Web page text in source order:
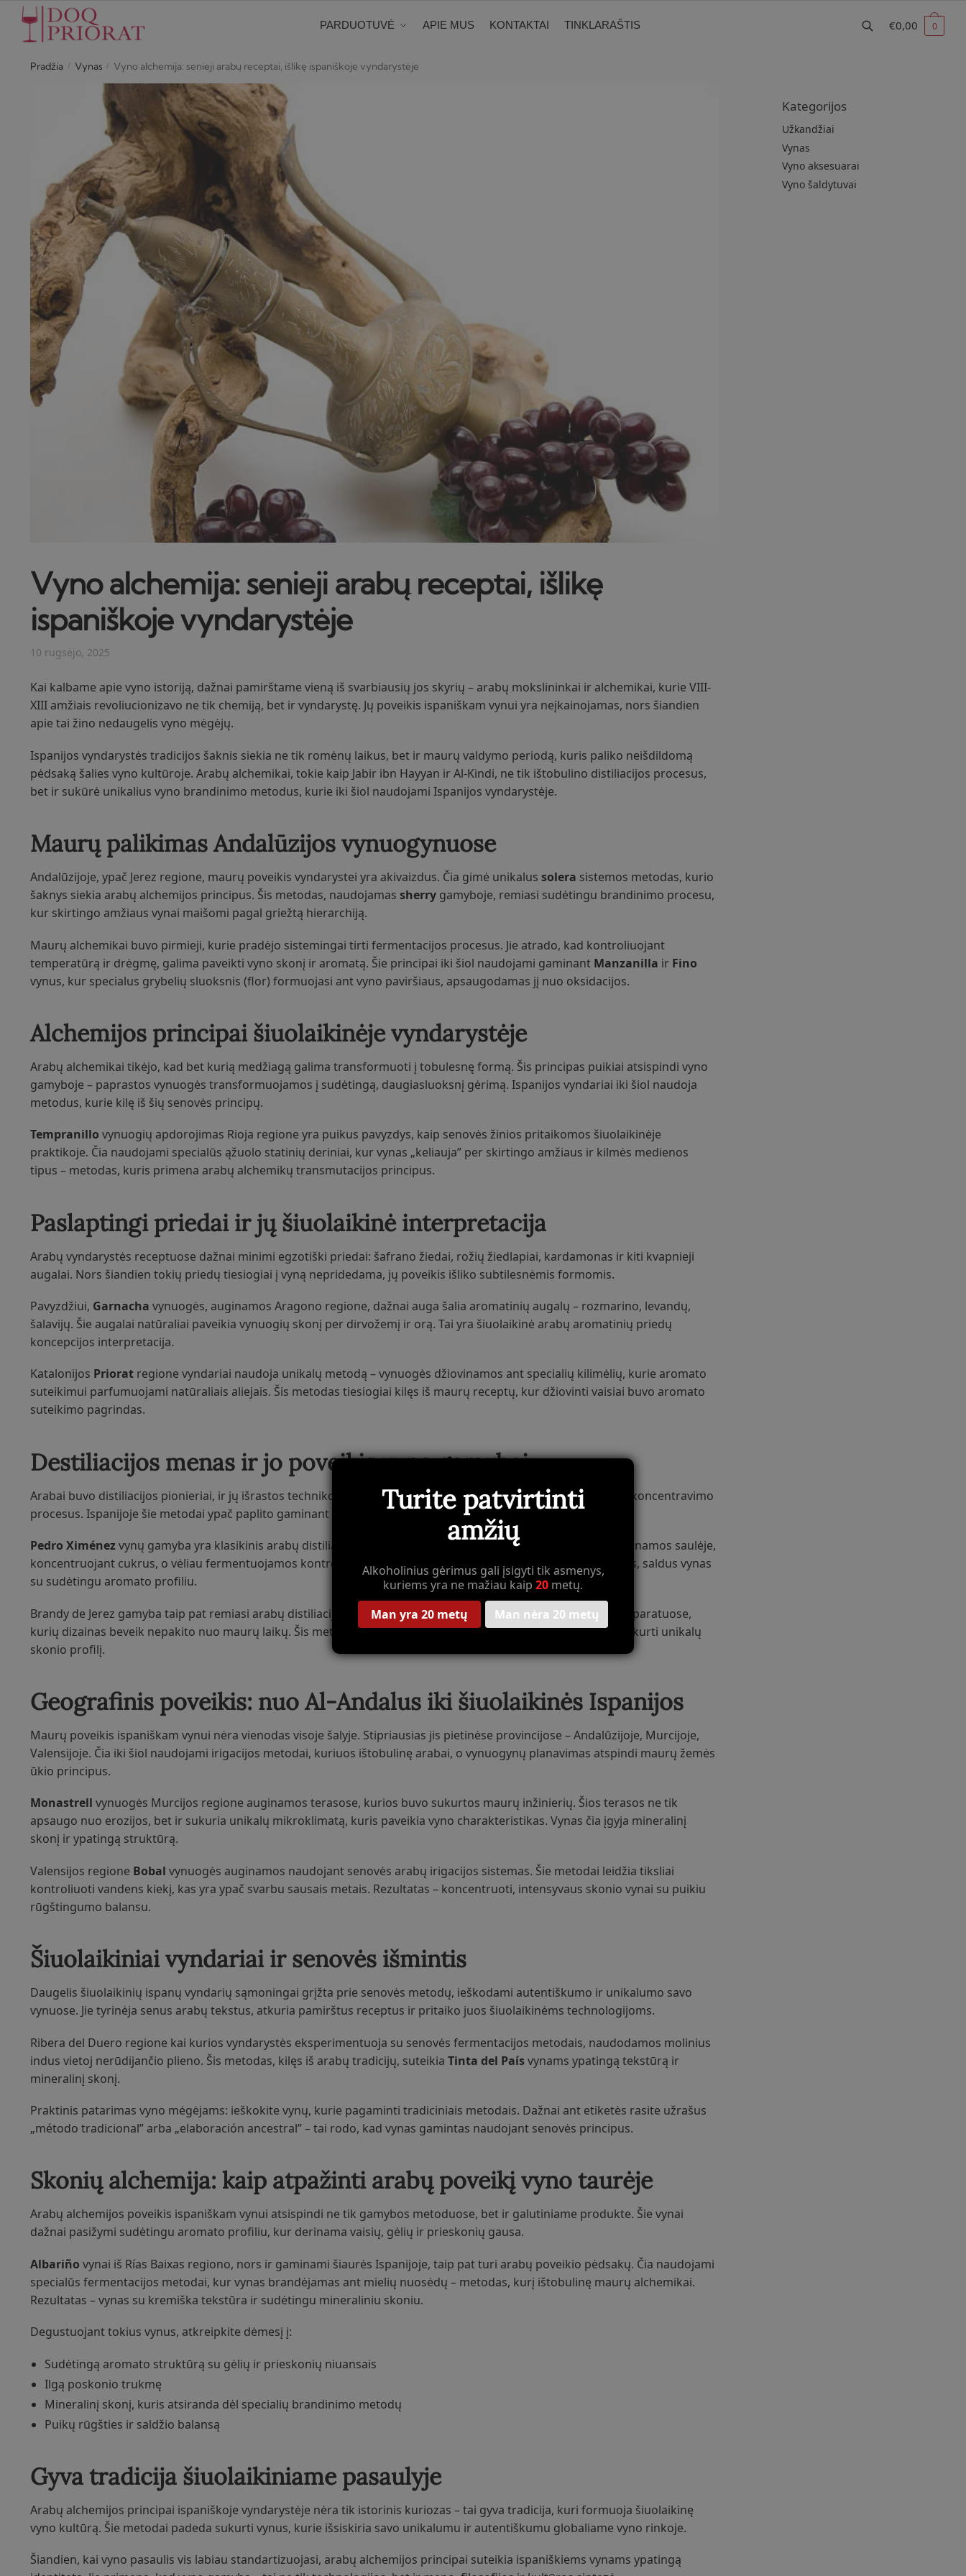
navigation
content
PARDUOTUVĖ APIE MUS KONTAKTAI TINKLARAŠTIS €0,00 0
Pradžia / Vynas / Vyno alchemija: senieji arabų receptai, išlikę ispaniškoje vyndarystėje
Vyno alchemija: senieji arabų receptai, išlikę
ispaniškoje vyndarystėje
10 rugsėjo, 2025
Kai kalbame apie vyno istoriją, dažnai pamirštame vieną iš svarbiausių jos skyrių – arabų mokslininkai ir alchemikai, kurie VIII-
XIII amžiais revoliucionizavo ne tik chemiją, bet ir vyndarystę. Jų poveikis ispaniškam vynui yra neįkainojamas, nors šiandien
apie tai žino nedaugelis vyno mėgėjų.
Ispanijos vyndarystės tradicijos šaknis siekia ne tik romėnų laikus, bet ir maurų valdymo periodą, kuris paliko neišdildomą
pėdsaką šalies vyno kultūroje. Arabų alchemikai, tokie kaip Jabir ibn Hayyan ir Al-Kindi, ne tik ištobulino distiliacijos procesus,
bet ir sukūrė unikalius vyno brandinimo metodus, kurie iki šiol naudojami Ispanijos vyndarystėje.
Maurų palikimas Andalūzijos vynuogynuose
Andalūzijoje, ypač Jerez regione, maurų poveikis vyndarystei yra akivaizdus. Čia gimė unikalus solera sistemos metodas, kurio
šaknys siekia arabų alchemijos principus. Šis metodas, naudojamas sherrygamyboje, remiasi sudėtingu brandinimo procesu,
kur skirtingo amžiaus vynai maišomi pagal griežtą hierarchiją.
Maurų alchemikai buvo pirmieji, kurie pradėjo sistemingai tirti fermentacijos procesus. Jie atrado, kad kontroliuojant
temperatūrą ir drėgmę, galima paveikti vyno skonį ir aromatą. Šie principai iki šiol naudojami gaminant Manzanilla ir Fino
vynus, kur specialus grybelių sluoksnis (flor) formuojasi ant vyno paviršiaus, apsaugodamas jį nuo oksidacijos.
Alchemijos principai šiuolaikinėje vyndarystėje
Arabų alchemikai tikėjo, kad bet kurią medžiagą galima transformuoti į tobulesnę formą. Šis principas puikiai atsispindi vyno
gamyboje – paprastos vynuogės transformuojamos į sudėtingą, daugiasluoksnį gėrimą. Ispanijos vyndariai iki šiol naudoja
metodus, kurie kilę iš šių senovės principų.
Tempranillo vynuogių apdorojimas Rioja regione yra puikus pavyzdys, kaip senovės žinios pritaikomos šiuolaikinėje
praktikoje. Čia naudojami specialūs ąžuolo statinių deriniai, kur vynas „keliauja” per skirtingo amžiaus ir kilmės medienos
tipus – metodas, kuris primena arabų alchemikų transmutacijos principus.
Paslaptingi priedai ir jų šiuolaikinė interpretacija
Arabų vyndarystės receptuose dažnai minimi egzotiški priedai: šafrano žiedai, rožių žiedlapiai, kardamonas ir kiti kvapnieji
augalai. Nors šiandien tokių priedų tiesiogiai į vyną nepridedama, jų poveikis išliko subtilesnėmis formomis.
Pavyzdžiui, Garnacha vynuogės, auginamos Aragono regione, dažnai auga šalia aromatinių augalų – rozmarino, levandų,
šalavijų. Šie augalai natūraliai paveikia vynuogių skonį per dirvožemį ir orą. Tai yra šiuolaikinė arabų aromatinių priedų
koncepcijos interpretacija.
Katalonijos Prioratregione vyndariai naudoja unikalų metodą – vynuogės džiovinamos ant specialių kilimėlių, kurie aromato
suteikimui parfumuojami natūraliais aliejais. Šis metodas tiesiogiai kilęs iš maurų receptų, kur džiovinti vaisiai buvo aromato
suteikimo pagrindas.
Destiliacijos menas ir jo poveikis vyno gamybai
Arabai buvo distiliacijos pionieriai, ir jų išrastos technikos revoliucionizavo ne tik alkoholio gamybą, bet ir vyno koncentravimo
procesus. Ispanijoje šie metodai ypač paplito gaminant stipriuosius vynus ir brendžius.
Pedro Ximénezvynų gamyba yra klasikinis arabų distiliacijos principų pavyzdys. Čia vynuogės pirmiausia džiovinamos saulėje,
koncentruojant cukrus, o vėliau fermentuojamos kontroliuojamomis sąlygomis. Rezultatas – itin koncentruotas, saldus vynas
su sudėtingu aromato profiliu.
Brandy de Jerez gamyba taip pat remiasi arabų distiliacijos principais. Čia naudojama dviguba distiliacija vario aparatuose,
kurių dizainas beveik nepakito nuo maurų laikų. Šis metodas leidžia išsaugoti subtiliausius vyno aromatus ir sukurti unikalų
skonio profilį.
Geografinis poveikis: nuo Al-Andalus iki šiuolaikinės Ispanijos
Maurų poveikis ispaniškam vynui nėra vienodas visoje šalyje. Stipriausias jis pietinėse provincijose – Andalūzijoje, Murcijoje,
Valensijoje. Čia iki šiol naudojami irigacijos metodai, kuriuos ištobulinę arabai, o vynuogynų planavimas atspindi maurų žemės
ūkio principus.
Monastrell vynuogės Murcijos regione auginamos terasose, kurios buvo sukurtos maurų inžinierių. Šios terasos ne tik
apsaugo nuo erozijos, bet ir sukuria unikalų mikroklimatą, kuris paveikia vyno charakteristikas. Vynas čia įgyja mineralinį
skonį ir ypatingą struktūrą.
Valensijos regione Bobal vynuogės auginamos naudojant senovės arabų irigacijos sistemas. Šie metodai leidžia tiksliai
kontroliuoti vandens kiekį, kas yra ypač svarbu sausais metais. Rezultatas – koncentruoti, intensyvaus skonio vynai su puikiu
rūgštingumo balansu.
Šiuolaikiniai vyndariai ir senovės išmintis
Daugelis šiuolaikinių ispanų vyndarių sąmoningai grįžta prie senovės metodų, ieškodami autentiškumo ir unikalumo savo
vynuose. Jie tyrinėja senus arabų tekstus, atkuria pamirštus receptus ir pritaiko juos šiuolaikinėms technologijoms.
Ribera del Duero regione kai kurios vyndarystės eksperimentuoja su senovės fermentacijos metodais, naudodamos molinius
indus vietoj nerūdijančio plieno. Šis metodas, kilęs iš arabų tradicijų, suteikia Tinta del Paísvynams ypatingą tekstūrą ir
mineralinį skonį.
Praktinis patarimas vyno mėgėjams: ieškokite vynų, kurie pagaminti tradiciniais metodais. Dažnai ant etiketės rasite užrašus
„método tradicional” arba „elaboración ancestral” – tai rodo, kad vynas gamintas naudojant senovės principus.
Skonių alchemija: kaip atpažinti arabų poveikį vyno taurėje
Arabų alchemijos poveikis ispaniškam vynui atsispindi ne tik gamybos metoduose, bet ir galutiniame produkte. Šie vynai
dažnai pasižymi sudėtingu aromato profiliu, kur derinama vaisių, gėlių ir prieskonių gausa.
Albariño vynai iš Rías Baixas regiono, nors ir gaminami šiaurės Ispanijoje, taip pat turi arabų poveikio pėdsakų. Čia naudojami
specialūs fermentacijos metodai, kur vynas brandėjamas ant mielių nuosėdų – metodas, kurį ištobulinę maurų alchemikai.
Rezultatas – vynas su kremiška tekstūra ir sudėtingu mineraliniu skoniu.
Degustuojant tokius vynus, atkreipkite dėmesį į:
Sudėtingą aromato struktūrą su gėlių ir prieskonių niuansais
Ilgą poskonio trukmę
Mineralinį skonį, kuris atsiranda dėl specialių brandinimo metodų
Puikų rūgšties ir saldžio balansą
Gyva tradicija šiuolaikiniame pasaulyje
Arabų alchemijos principai ispaniškoje vyndarystėje nėra tik istorinis kuriozas – tai gyva tradicija, kuri formuoja šiuolaikinę
vyno kultūrą. Šie metodai padeda sukurti vynus, kurie išsiskiria savo unikalumu ir autentiškumu globaliame vyno rinkoje.
Šiandien, kai vyno pasaulis vis labiau standartizuojasi, arabų alchemijos principai suteikia ispaniškiems vynams ypatingą
Kategorijos
Užkandžiai
Vynas
Vyno aksesuarai
Vyno šaldytuvai
Turite patvirtinti
amžių
Alkoholinius gėrimus gali įsigyti tik asmenys,
kuriems yra ne mažiau kaip 20 metų.
Man yra 20 metų
Man nėra 20 metų